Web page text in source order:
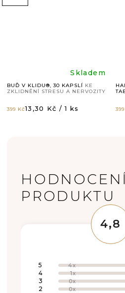
BUĎ V KLIDU®, 30 KAPSLÍ KE
ZKLIDNĚNÍ STRESU A NERVOZITY
5,0
Skladem
399 KčMěrná
13,30 Kč / 1 ks
z
HODNOCENÍ
PRODUKTU
4,8
je
4,8
z
5
5 4x
4 1x
3 0x
2 0x
Ý
P